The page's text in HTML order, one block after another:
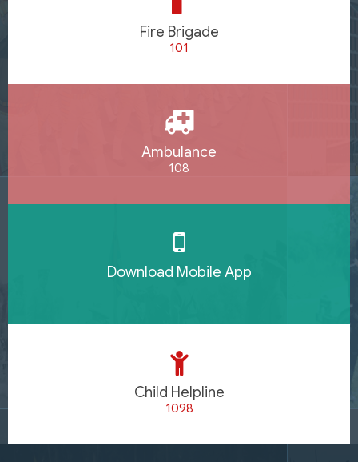
Fire Brigade
101
Ambulance
108
Download Mobile App
Child Helpline
1098